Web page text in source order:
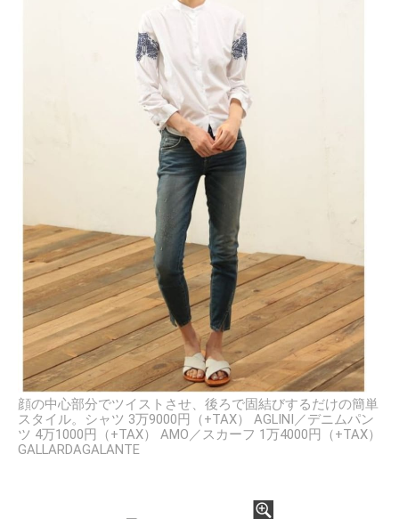
顔の中心部分でツイストさせ、後ろで固結びするだけの簡単
スタイル。シャツ 3万9000円（+TAX） AGLINI／デニムパン
ツ 4万1000円（+TAX） AMO／スカーフ 1万4000円（+TAX）
GALLARDAGALANTE